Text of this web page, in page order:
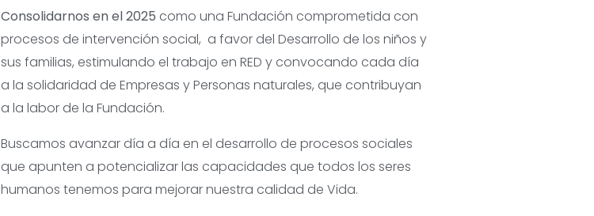
Consolidarnos en el 2025 como una Fundación comprometida con
procesos de intervención social, a favor del Desarrollo de los niños y
sus familias, estimulando el trabajo en RED y convocando cada día
a la solidaridad de Empresas y Personas naturales, que contribuyan
a la labor de la Fundación.
Buscamos avanzar día a día en el desarrollo de procesos sociales
que apunten a potencializar las capacidades que todos los seres
humanos tenemos para mejorar nuestra calidad de Vida.